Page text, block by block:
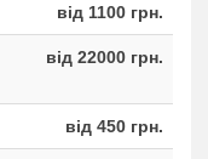
від 1100 грн.
від 22000 грн.
від 450 грн.